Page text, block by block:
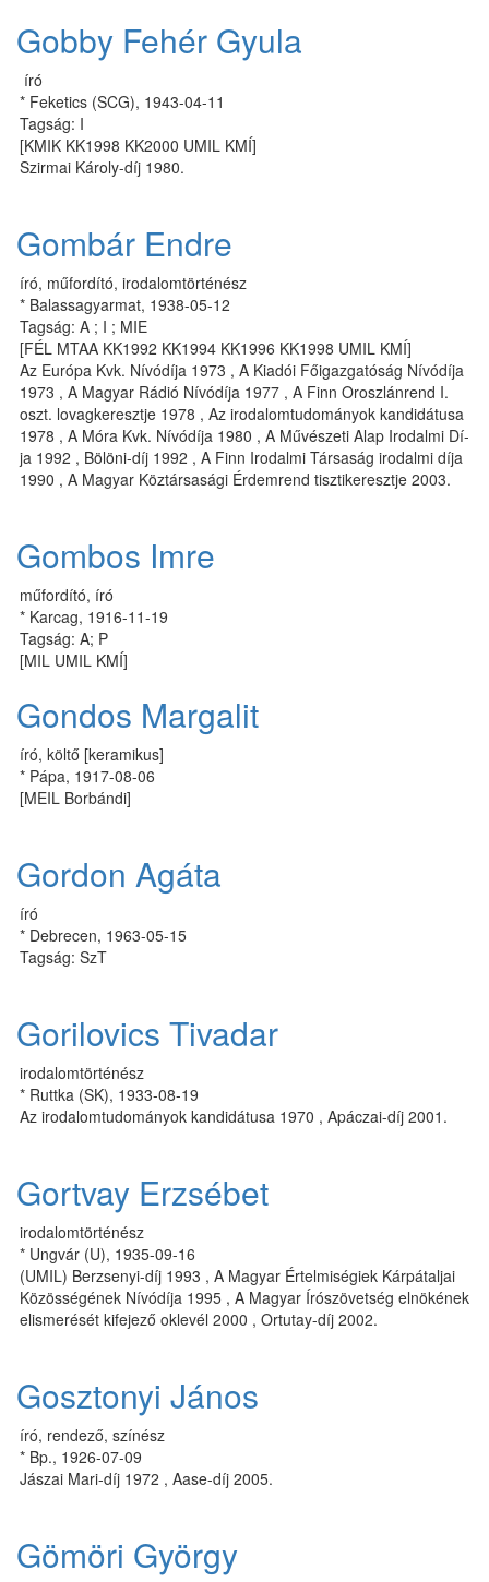
Gobby Fehér Gyula
író
* Feketics (SCG), 1943-04-11
Tagság: I
[KMIK KK1998 KK2000 UMIL KMÍ]
Szirmai Károly-díj 1980.
Gombár Endre
író, műfordító, irodalomtörténész
* Balassagyarmat, 1938-05-12
Tagság: A ; I ; MIE
[FÉL MTAA KK1992 KK1994 KK1996 KK1998 UMIL KMÍ]
Az Eu­ró­pa Kvk. Ní­vó­dí­ja 1973 , A Ki­a­dói Fő­igaz­ga­tó­ság Ní­vó­dí­ja
1973 , A Ma­gyar Rá­dió Ní­vó­dí­ja 1977 , A Finn Orosz­lán­rend I.
oszt. lovagke­reszt­je 1978 , Az iro­da­lom­tu­do­má­nyok kan­di­dá­tu­sa
1978 , A Mó­ra Kvk. Ní­vó­dí­ja 1980 , A Művé­sze­ti Alap Iro­dal­mi Dí­
ja 1992 , Bölöni-díj 1992 , A Finn Iro­dal­mi Tár­sa­ság iro­dal­mi dí­ja
1990 , A Magyar Köztársasági Érdemrend tisztikeresztje 2003.
Gombos Imre
műfordító, író
* Karcag, 1916-11-19
Tagság: A; P
[MIL UMIL KMÍ]
Gondos Margalit
író, költő [keramikus]
* Pápa, 1917-08-06
[MEIL Borbándi]
Gordon Agáta
író
* Debrecen, 1963-05-15
Tagság: SzT
Gorilovics Tivadar
irodalomtörténész
* Ruttka (SK), 1933-08-19
Az irodalomtudományok kandidátusa 1970 , Apáczai-díj 2001.
Gortvay Erzsébet
irodalomtörténész
* Ungvár (U), 1935-09-16
(UMIL) Berzsenyi-díj 1993 , A Magyar Értelmiségiek Kárpátaljai
Közösségének Nívódíja 1995 , A Magyar Írószövetség elnökének
elismerését kifejező oklevél 2000 , Ortutay-díj 2002.
Gosztonyi János
író, rendező, színész
* Bp., 1926-07-09
Jászai Mari-díj 1972 , Aase-díj 2005.
Gömöri György